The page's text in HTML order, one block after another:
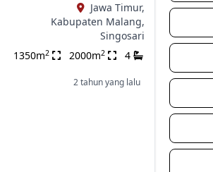
Jawa Timur,
Kabupaten Malang,
Singosari
1350m2 2000m2 4
2 tahun yang lalu